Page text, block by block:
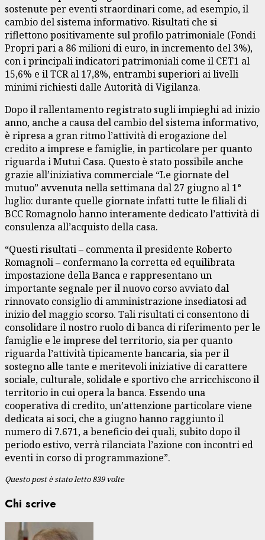
sostenute per eventi straordinari come, ad esempio, il
cambio del sistema informativo. Risultati che si
riflettono positivamente sul profilo patrimoniale (Fondi
Propri pari a 86 milioni di euro, in incremento del 3%),
con i principali indicatori patrimoniali come il CET1 al
15,6% e il TCR al 17,8%, entrambi superiori ai livelli
minimi richiesti dalle Autorità di Vigilanza.
Dopo il rallentamento registrato sugli impieghi ad inizio
anno, anche a causa del cambio del sistema informativo,
è ripresa a gran ritmo l’attività di erogazione del
credito a imprese e famiglie, in particolare per quanto
riguarda i Mutui Casa. Questo è stato possibile anche
grazie all’iniziativa commerciale “Le giornate del
mutuo” avvenuta nella settimana dal 27 giugno al 1°
luglio: durante quelle giornate infatti tutte le filiali di
BCC Romagnolo hanno interamente dedicato l’attività di
consulenza all’acquisto della casa.
“Questi risultati – commenta il presidente Roberto
Romagnoli – confermano la corretta ed equilibrata
impostazione della Banca e rappresentano un
importante segnale per il nuovo corso avviato dal
rinnovato consiglio di amministrazione insediatosi ad
inizio del maggio scorso. Tali risultati ci consentono di
consolidare il nostro ruolo di banca di riferimento per le
famiglie e le imprese del territorio, sia per quanto
riguarda l’attività tipicamente bancaria, sia per il
sostegno alle tante e meritevoli iniziative di carattere
sociale, culturale, solidale e sportivo che arricchiscono il
territorio in cui opera la banca. Essendo una
cooperativa di credito, un’attenzione particolare viene
dedicata ai soci, che a giugno hanno raggiunto il
numero di 7.671, a beneficio dei quali, subito dopo il
periodo estivo, verrà rilanciata l’azione con incontri ed
eventi in corso di programmazione”.
Questo post è stato letto 839 volte
Chi scrive